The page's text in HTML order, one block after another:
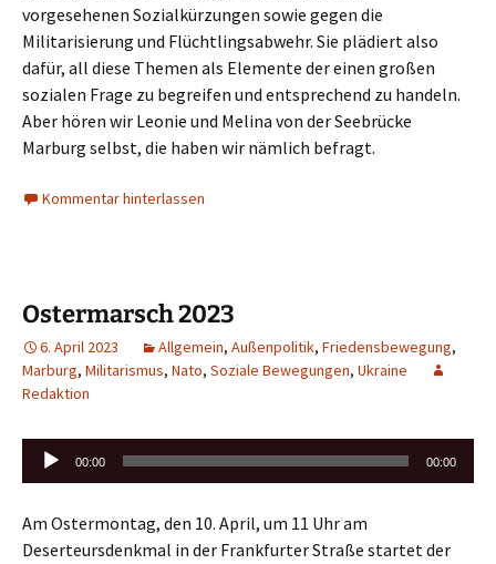
vorgesehenen Sozialkürzungen sowie gegen die
Militarisierung und Flüchtlingsabwehr. Sie plädiert also
dafür, all diese Themen als Elemente der einen großen
sozialen Frage zu begreifen und entsprechend zu handeln.
Aber hören wir Leonie und Melina von der Seebrücke
Marburg selbst, die haben wir nämlich befragt.
Kommentar hinterlassen
Ostermarsch 2023
6. April 2023 Allgemein, Außenpolitik, Friedensbewegung,
Marburg, Militarismus, Nato, Soziale Bewegungen, Ukraine
Redaktion
Audio-
Player
00:00 00:00
Am Ostermontag, den 10. April, um 11 Uhr am
Deserteursdenkmal in der Frankfurter Straße startet der